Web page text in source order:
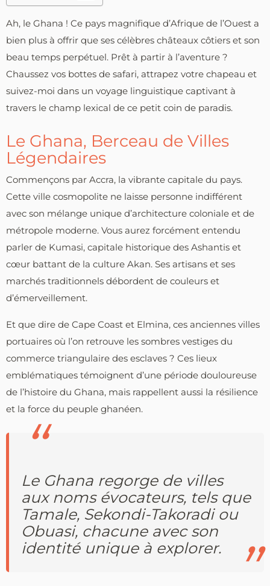
Ah, le Ghana ! Ce pays magnifique d’Afrique de l’Ouest a
bien plus à offrir que ses célèbres châteaux côtiers et son
beau temps perpétuel. Prêt à partir à l’aventure ?
Chaussez vos bottes de safari, attrapez votre chapeau et
suivez-moi dans un voyage linguistique captivant à
travers le champ lexical de ce petit coin de paradis.
Le Ghana, Berceau de Villes
Légendaires
Commençons par Accra, la vibrante capitale du pays.
Cette ville cosmopolite ne laisse personne indifférent
avec son mélange unique d’architecture coloniale et de
métropole moderne. Vous aurez forcément entendu
parler de Kumasi, capitale historique des Ashantis et
cœur battant de la culture Akan. Ses artisans et ses
marchés traditionnels débordent de couleurs et
d’émerveillement.
Et que dire de Cape Coast et Elmina, ces anciennes villes
portuaires où l’on retrouve les sombres vestiges du
commerce triangulaire des esclaves ? Ces lieux
emblématiques témoignent d’une période douloureuse
de l’histoire du Ghana, mais rappellent aussi la résilience
et la force du peuple ghanéen.
Le Ghana regorge de villes
aux noms évocateurs, tels que
Tamale, Sekondi-Takoradi ou
Obuasi, chacune avec son
identité unique à explorer.